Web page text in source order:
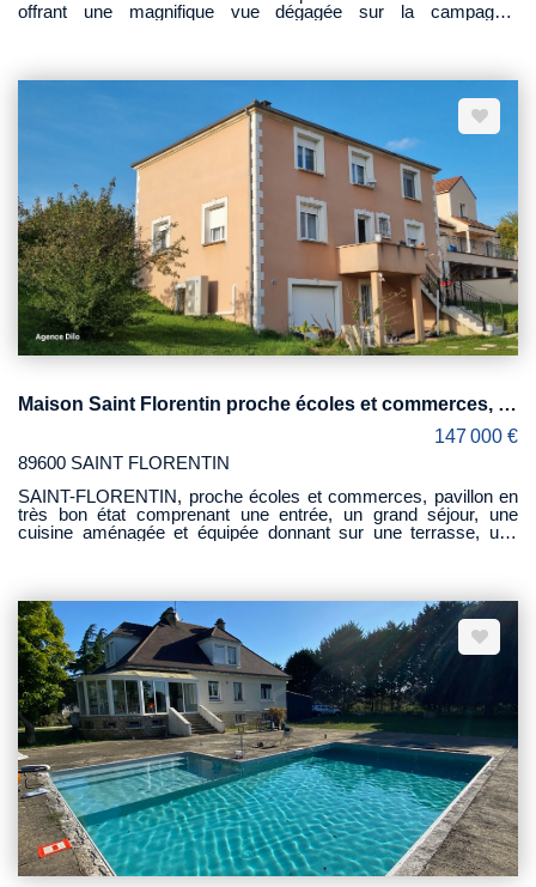
offrant une magnifique vue dégagée sur la campagne,
salle d'eau et wc. Grande cave voûtée. En retour, une grange en
pierre d'environ 120 m². Chauffage central au gaz de ville.
L'ensemble sur un terrain de 860 M² sans vis-à-vis.
Maison Saint Florentin proche écoles et commerces, 179 m2
147 000 €
89600 SAINT FLORENTIN
SAINT-FLORENTIN, proche écoles et commerces, pavillon en
très bon état comprenant une entrée, un grand séjour, une
cuisine aménagée et équipée donnant sur une terrasse, une
L'ensemble sur un terrain de 800 M² totalement clos.